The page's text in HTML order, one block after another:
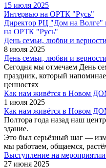
15 июля 2025
Интервью на ОРТК "Русь"
Директор РЦ "Дом на Волге"
на ОРТК "Русь"
День семьи, любви и верности
8 июля 2025
День семьи, любви и верности
Сегодня мы отмечаем День
праздник, который
ценностях
Как нам живётся в Новом
1 июля 2025
Как нам живётся в Новом
Полтора года назад наш
здание.
Это был серьёзный шаг —
мы работаем, общаемся,
Выступление на
27 июня 2025